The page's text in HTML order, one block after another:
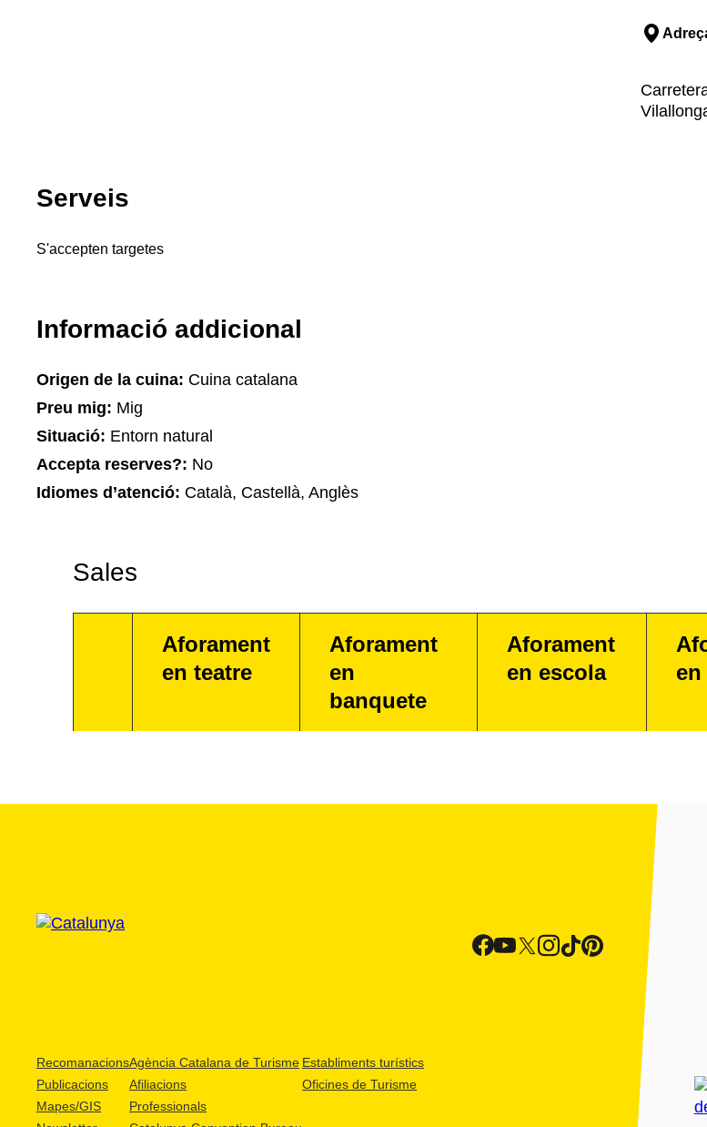
Serveis
S'accepten targetes
Informació addicional
Origen de la cuina: Cuina catalana
Preu mig: Mig
Situació: Entorn natural
Accepta reserves?: No
Idiomes d’atenció: Català, Castellà, Anglès
Sales
Aforament
en teatre
Aforament
en
banquete
Aforament
en escola
Recomanacions
Publicacions
Mapes/GIS
Agència Catalana de Turisme
Afiliacions
Professionals
Establiments turístics
Oficines de Turisme